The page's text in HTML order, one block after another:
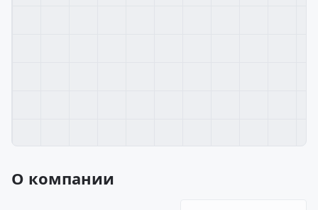
О компании